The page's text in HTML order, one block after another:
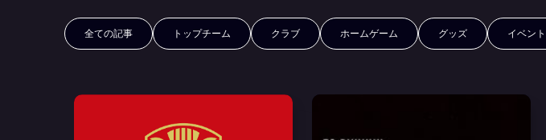
全ての記事 トップチーム クラブ ホームゲーム グッズ イベント